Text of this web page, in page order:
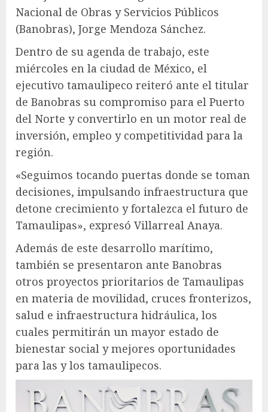
Nacional de Obras y Servicios Públicos
(Banobras), Jorge Mendoza Sánchez.
Dentro de su agenda de trabajo, este
miércoles en la ciudad de México, el
ejecutivo tamaulipeco reiteró ante el titular
de Banobras su compromiso para el Puerto
del Norte y convertirlo en un motor real de
inversión, empleo y competitividad para la
región.
«Seguimos tocando puertas donde se toman
decisiones, impulsando infraestructura que
detone crecimiento y fortalezca el futuro de
Tamaulipas», expresó Villarreal Anaya.
Además de este desarrollo marítimo,
también se presentaron ante Banobras
otros proyectos prioritarios de Tamaulipas
en materia de movilidad, cruces fronterizos,
salud e infraestructura hidráulica, los
cuales permitirán un mayor estado de
bienestar social y mejores oportunidades
para las y los tamaulipecos.